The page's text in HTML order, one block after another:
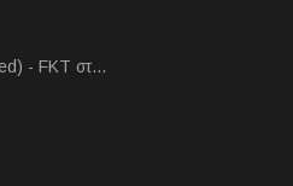
- FKT στ…